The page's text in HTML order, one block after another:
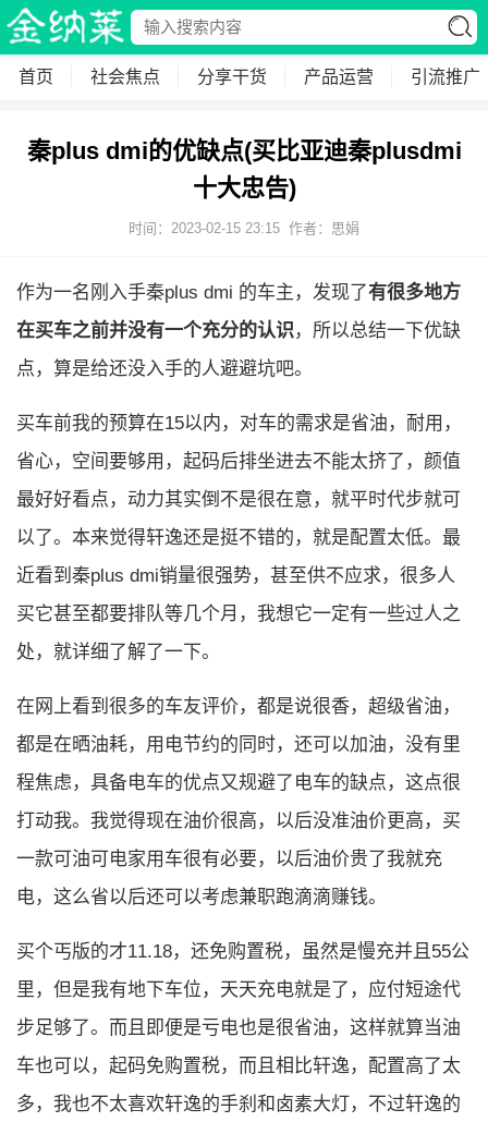
首页 社会焦点 分享干货 产品运营 引流推广
秦plus dmi的优缺点(买比亚迪秦plusdmi
十大忠告)
时间：2023-02-15 23:15 作者：思娟
作为一名刚入手秦plus dmi 的车主，发现了有很多地方
在买车之前并没有一个充分的认识，所以总结一下优缺
点，算是给还没入手的人避避坑吧。
买车前我的预算在15以内，对车的需求是省油，耐用，
省心，空间要够用，起码后排坐进去不能太挤了，颜值
最好好看点，动力其实倒不是很在意，就平时代步就可
以了。本来觉得轩逸还是挺不错的，就是配置太低。最
近看到秦plus dmi销量很强势，甚至供不应求，很多人
买它甚至都要排队等几个月，我想它一定有一些过人之
处，就详细了解了一下。
在网上看到很多的车友评价，都是说很香，超级省油，
都是在晒油耗，用电节约的同时，还可以加油，没有里
程焦虑，具备电车的优点又规避了电车的缺点，这点很
打动我。我觉得现在油价很高，以后没准油价更高，买
一款可油可电家用车很有必要，以后油价贵了我就充
电，这么省以后还可以考虑兼职跑滴滴赚钱。
买个丐版的才11.18，还免购置税，虽然是慢充并且55公
里，但是我有地下车位，天天充电就是了，应付短途代
步足够了。而且即便是亏电也是很省油，这样就算当油
车也可以，起码免购置税，而且相比轩逸，配置高了太
多，我也不太喜欢轩逸的手刹和卤素大灯，不过轩逸的